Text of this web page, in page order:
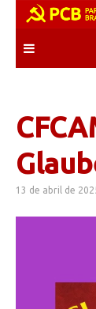
content
13 de abril de